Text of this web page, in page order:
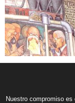
Nuestro compromiso